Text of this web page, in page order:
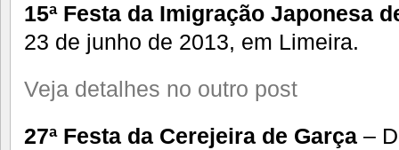
15ª Festa da Imigração Japonesa
23 de junho de 2013, em Limeira.
Veja detalhes no outro post
27ª Festa da Cerejeira de Garça –